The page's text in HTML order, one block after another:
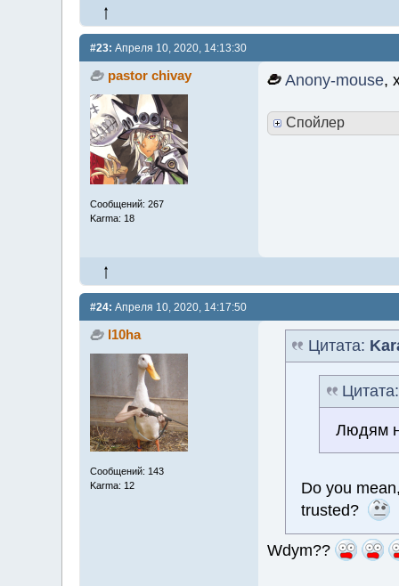
#23: Апреля 10, 2020, 14:13:30
pastor chivay
Сообщений: 267
Karma: 18
Anony-mouse,
Спойлер
#24: Апреля 10, 2020, 14:17:50
l10ha
Сообщений: 143
Karma: 12
Цитата:
Людям
Do you
trusted?
Wdym??